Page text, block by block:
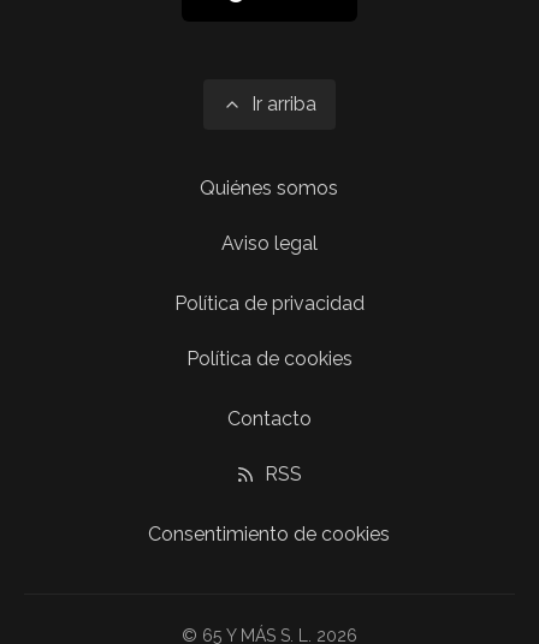
Ir arriba
Quiénes somos
Aviso legal
Política de privacidad
Política de cookies
Contacto
RSS
Consentimiento de cookies
© 65 Y MÁS S. L. 2026